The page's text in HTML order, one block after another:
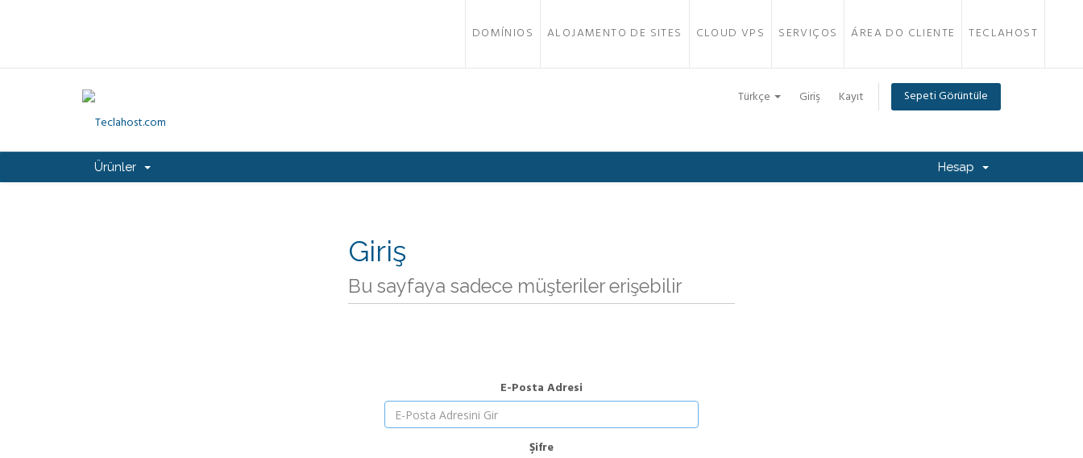
DOMÍNIOS ALOJAMENTO DE SITES CLOUD VPS SERVIÇOS ÁREA DO CLIENTE TECLAHOST
Türkçe Giriş Kayıt Sepeti Görüntüle
Ürünler Hesap
Giriş
Bu sayfaya sadece müşteriler erişebilir
E-Posta Adresi
Şifre